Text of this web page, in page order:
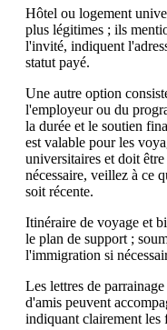
Hôtel ou logement
plus légitimes ; ils
l'invité, indiquent
statut payé.
Une autre option
l'employeur ou du
la durée et le soutien
est valable pour les
universitaires et doit
nécessaire, veillez à ce
soit récente.
Itinéraire de voyage et
le plan de support ;
l'immigration si
Les lettres de
d'amis peuvent
indiquant clairement les